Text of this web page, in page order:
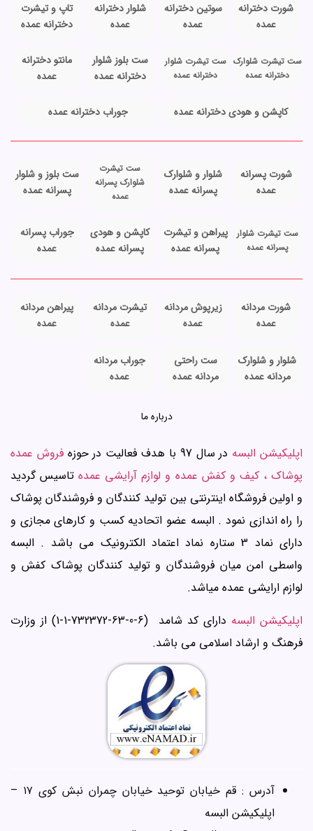
شورت دخترانه
عمده
سوتین دخترانه
عمده
شلوار دخترانه
عمده
تاپ و تیشرت
دخترانه عمده
ست تیشرت شلوارک
دخترانه عمده
ست تیشرت شلوار
دخترانه عمده
ست بلوز شلوار
دخترانه عمده
مانتو دخترانه
عمده
کاپشن و هودی دخترانه عمده جوراب دخترانه عمده
شورت پسرانه
عمده
شلوار و شلوارک
پسرانه عمده
ست تیشرت
شلوارک پسرانه
عمده
ست بلوز و شلوار
پسرانه عمده
ست تیشرت شلوار
پسرانه عمده
پیراهن و تیشرت
پسرانه عمده
کاپشن و هودی
پسرانه عمده
جوراب پسرانه
عمده
شورت مردانه
عمده
زیرپوش مردانه
عمده
تیشرت مردانه
عمده
پیراهن مردانه
عمده
شلوار و شلوارک
مردانه عمده
ست راحتی
مردانه عمده
جوراب مردانه
عمده
درباره ما
اپلیکیشن البسه در سال 97 با هدف فعالیت در حوزه
فروش عمده
پوشاک ، کیف و کفش عمده و لوازم آرایشی عمدهتاسیس گردید
و اولین فروشگاه اینترنتی بین تولید کنندگان و فروشندگان پوشاک
را راه اندازی نمود . البسه عضو اتحادیه کسب و کارهای مجازی و
دارای نماد 3 ستاره نماد اعتماد الکترونیک می باشد . البسه
واسطی امن میان فروشندگان و تولید کنندگان پوشاک کفش و
لوازم ارایشی عمده میاشد.
اپلیکیشن البسه
دارای کد شامد (6-0-63-732372-1-1) از وزارت
فرهنگ و ارشاد اسلامی می باشد.
آدرس : قم خیابان توحید خیابان چمران نبش کوی ۱۷ –
اپلیکیشن البسه